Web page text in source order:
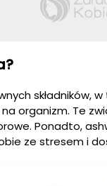
składników,
organizm. Te
Ponadto,
ze stresem i